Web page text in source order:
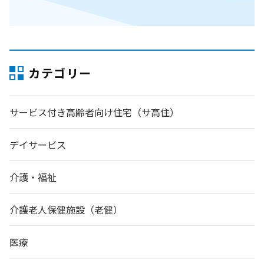
カテゴリー
サービス付き高齢者向け住宅（サ高住）
デイサービス
介護・福祉
介護老人保健施設（老健）
医療